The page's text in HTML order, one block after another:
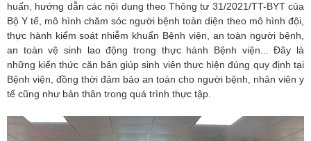
huấn, hướng dẫn các nội dung theo Thông tư 31/2021/TT-BYT của
Bộ Y tế, mô hình chăm sóc người bệnh toàn diện theo mô hình đội,
thực hành kiểm soát nhiễm khuẩn Bệnh viện, an toàn người bệnh,
an toàn vệ sinh lao động trong thực hành Bệnh viện... Đây là
những kiến thức căn bản giúp sinh viên thực hiện đúng quy định tại
Bệnh viện, đồng thời đảm bảo an toàn cho người bệnh, nhân viên y
tế cũng như bản thân trong quá trình thực tập.